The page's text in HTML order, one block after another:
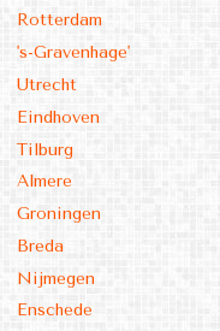
Rotterdam
's-Gravenhage'
Utrecht
Eindhoven
Tilburg
Almere
Groningen
Breda
Nijmegen
Enschede